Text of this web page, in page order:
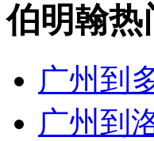
伯明翰热
广州到
广州到